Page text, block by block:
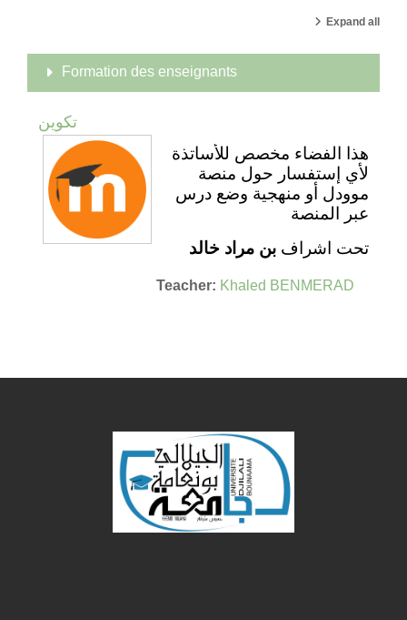
Expand all
Formation des enseignants
تكوين
هذا الفضاء مخصص للأساتذة
لأي إستفسار حول منصة
موودل أو منهجية وضع درس
عبر المنصة
تحت اشراف بن مراد خالد
Teacher: Khaled BENMERAD